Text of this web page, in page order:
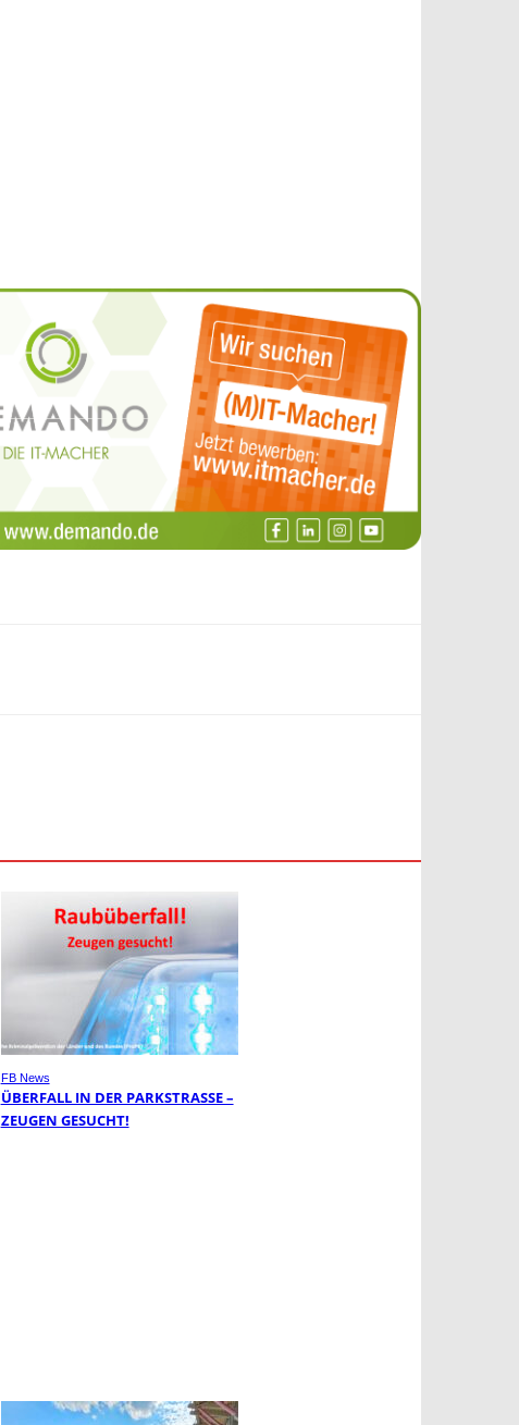
FB News
ÜBERFALL IN DER PARKSTRASSE – Z
EUGEN GESUCHT!